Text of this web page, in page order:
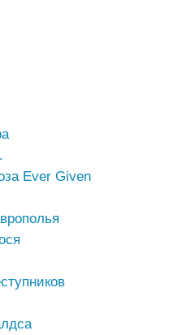
Ever Given